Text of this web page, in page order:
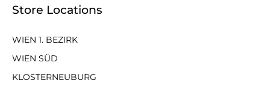
Store Locations
WIEN 1. BEZIRK
WIEN SÜD
KLOSTERNEUBURG